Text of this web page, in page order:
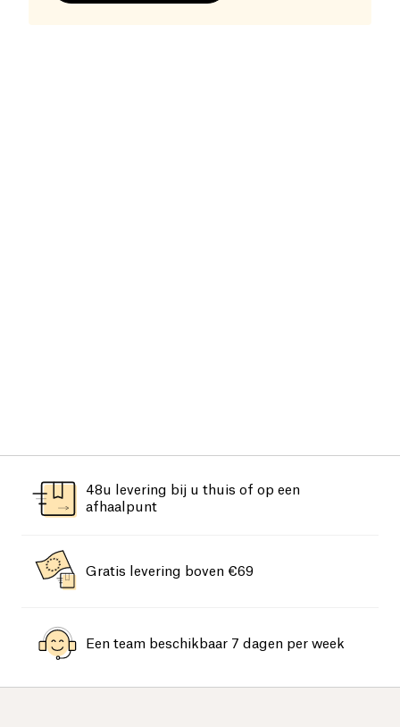
48u levering bij u thuis of op een
afhaalpunt
Gratis levering boven €69
Een team beschikbaar 7 dagen per week